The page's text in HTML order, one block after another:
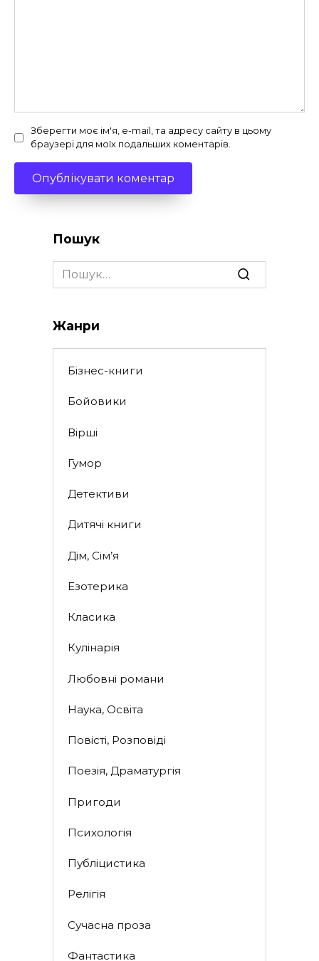
Зберегти моє ім'я, e-mail, та адресу сайту в цьому
браузері для моїх подальших коментарів.
Пошук
Search
for:
Жанри
Бізнес-книги
Бойовики
Вірші
Гумор
Детективи
Дитячі книги
Дім, Сім’я
Езотерика
Класика
Кулінарія
Любовні романи
Наука, Освіта
Повісті, Розповіді
Поезія, Драматургія
Пригоди
Психологія
Публіцистика
Релігія
Сучасна проза
Фантастика